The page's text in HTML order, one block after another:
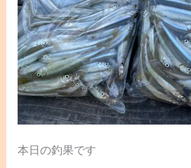
本日の釣果です